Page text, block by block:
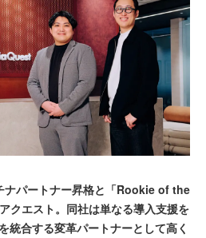
パートナー昇格と「Rookie of the
クエスト。同社は単なる導入支援を
統合する変革パートナーとして高く